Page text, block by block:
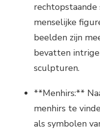
menselijke
beelden zijn
bevatten
sculpturen.
**Menhirs:**
menhirs te
als symbolen